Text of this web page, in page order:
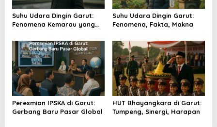
Suhu Udara Dingin Garut:
Fenomena Kemarau yang
Suhu Udara Dingin Garut:
Fenomena, Fakta, Makna
Peresmian IPSKA di Garut:
Gerbang Baru Pasar Global
HUT Bhayangkara di Garut:
Tumpeng, Sinergi, Harapan